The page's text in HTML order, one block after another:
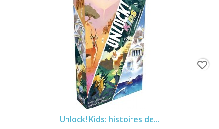
Unlock! Kids: histoires de...
favorite_border